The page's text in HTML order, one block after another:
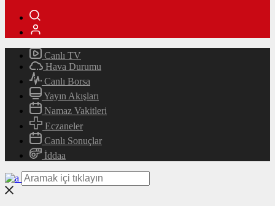
Canlı TV
Hava Durumu
Canlı Borsa
Yayın Akışları
Namaz Vakitleri
Eczaneler
Canlı Sonuçlar
İddaa